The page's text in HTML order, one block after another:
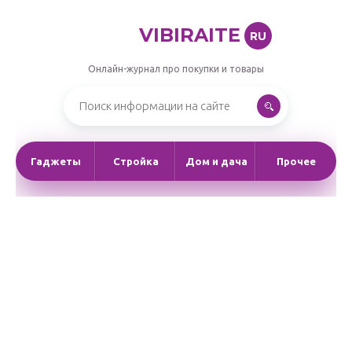
VIBIRAITE RU
Онлайн-журнал про покупки и товары
Гаджеты Стройка Дом и дача Прочее